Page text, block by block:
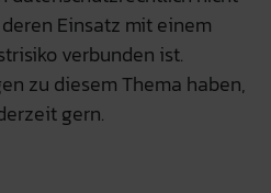
Einsatz mit einem
verbunden ist.
zu diesem Thema haben,
gern.